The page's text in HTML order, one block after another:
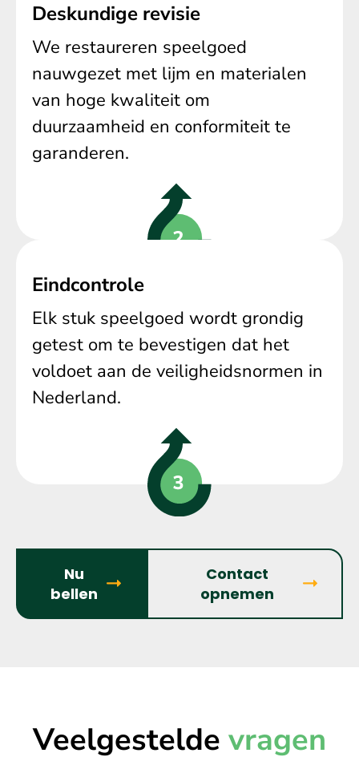
Deskundige revisie
We restaureren speelgoed
nauwgezet met lijm en materialen
van hoge kwaliteit om
duurzaamheid en conformiteit te
garanderen.
Eindcontrole
Elk stuk speelgoed wordt grondig
getest om te bevestigen dat het
voldoet aan de veiligheidsnormen in
Nederland.
Nu
bellen
Contact
opnemen
Veelgestelde vragen